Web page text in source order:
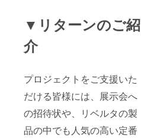
▼リターンのご紹
介
プロジェクトをご支援いた
だける皆様には、展示会へ
の招待状や、リベルタの製
品の中でも人気の高い定番